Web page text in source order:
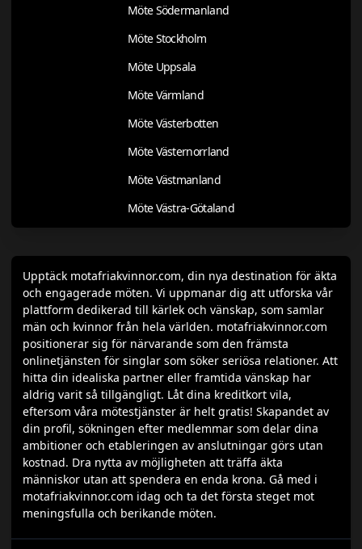
Möte Södermanland
Möte Stockholm
Möte Uppsala
Möte Värmland
Möte Västerbotten
Möte Västernorrland
Möte Västmanland
Möte Västra-Götaland
Upptäck motafriakvinnor.com, din nya destination för äkta
och engagerade möten. Vi uppmanar dig att utforska vår
plattform dedikerad till kärlek och vänskap, som samlar
män och kvinnor från hela världen. motafriakvinnor.com
positionerar sig för närvarande som den främsta
onlinetjänsten för singlar som söker seriösa relationer. Att
hitta din idealiska partner eller framtida vänskap har
aldrig varit så tillgängligt. Låt dina kreditkort vila,
eftersom våra mötestjänster är helt gratis! Skapandet av
din profil, sökningen efter medlemmar som delar dina
ambitioner och etableringen av anslutningar görs utan
kostnad. Dra nytta av möjligheten att träffa äkta
människor utan att spendera en enda krona. Gå med i
motafriakvinnor.com idag och ta det första steget mot
meningsfulla och berikande möten.